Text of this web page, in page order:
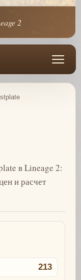
2
в Lineage 2:
и расчет
213